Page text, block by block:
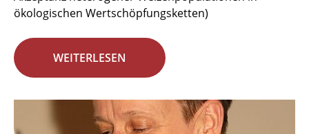
ökologischen Wertschöpfungsketten)
WEITERLESEN